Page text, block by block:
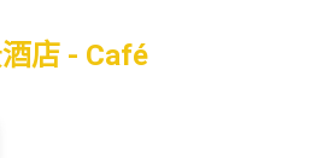
店 - Café